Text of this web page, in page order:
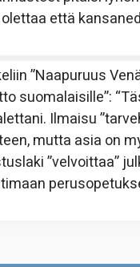
että
”Naapuruus
suomalaisille”: “
Ilmaisu
mutta asia on
”velvoittaa”